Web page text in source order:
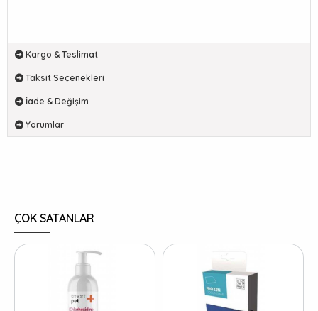
Kargo & Teslimat
Taksit Seçenekleri
İade & Değişim
Yorumlar
ÇOK SATANLAR